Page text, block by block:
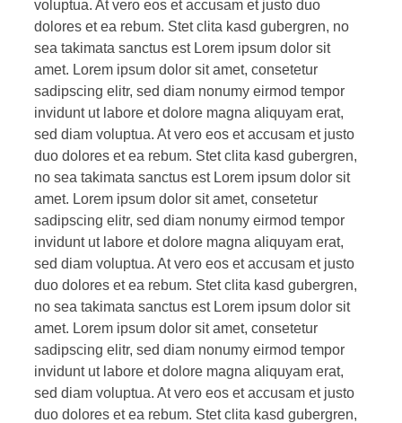
voluptua. At vero eos et accusam et justo duo
dolores et ea rebum. Stet clita kasd gubergren, no
sea takimata sanctus est Lorem ipsum dolor sit
amet. Lorem ipsum dolor sit amet, consetetur
sadipscing elitr, sed diam nonumy eirmod tempor
invidunt ut labore et dolore magna aliquyam erat,
sed diam voluptua. At vero eos et accusam et justo
duo dolores et ea rebum. Stet clita kasd gubergren,
no sea takimata sanctus est Lorem ipsum dolor sit
amet. Lorem ipsum dolor sit amet, consetetur
sadipscing elitr, sed diam nonumy eirmod tempor
invidunt ut labore et dolore magna aliquyam erat,
sed diam voluptua. At vero eos et accusam et justo
duo dolores et ea rebum. Stet clita kasd gubergren,
no sea takimata sanctus est Lorem ipsum dolor sit
amet. Lorem ipsum dolor sit amet, consetetur
sadipscing elitr, sed diam nonumy eirmod tempor
invidunt ut labore et dolore magna aliquyam erat,
sed diam voluptua. At vero eos et accusam et justo
duo dolores et ea rebum. Stet clita kasd gubergren,